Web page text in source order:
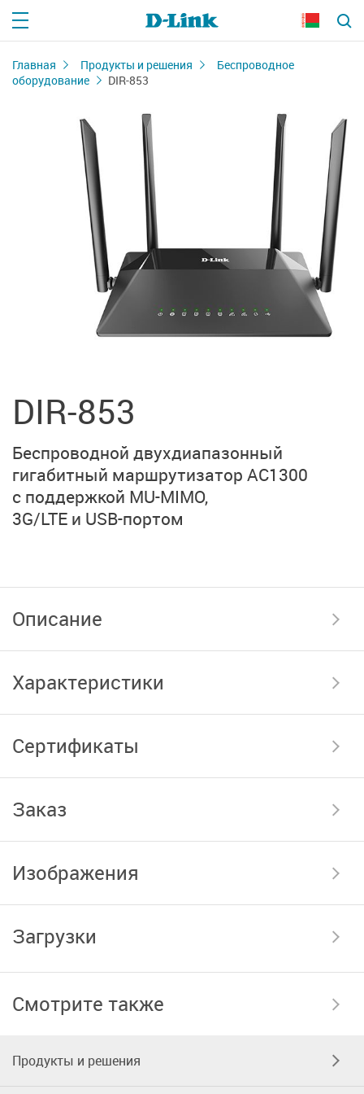
Главная Продукты и решения
Беспроводное
оборудование
DIR-853
DIR-853
Беспроводной двухдиапазонный
гигабитный маршрутизатор AC1300
с поддержкой MU-MIMO,
3G/LTE и USB-портом
Описание
Характеристики
Сертификаты
Заказ
Изображения
Загрузки
Смотрите также
Продукты и решения